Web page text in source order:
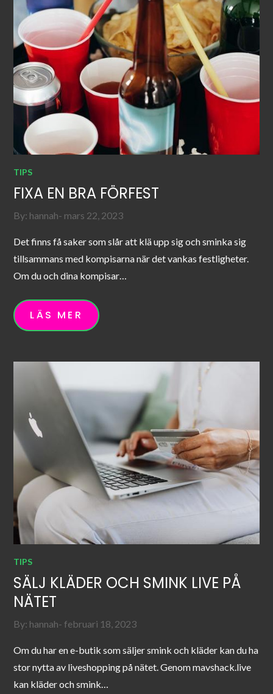
TIPS
FIXA EN BRA FÖRFEST
By: hannah Posted
mars 22, 2023
Det finns få saker som slår att klä upp sig och sminka sig
tillsammans med kompisarna när det vankas festligheter.
Om du och dina kompisar…
LÄS MER
TIPS
SÄLJ KLÄDER OCH SMINK LIVE PÅ
NÄTET
By: hannah Posted
februari 18, 2023
Om du har en e-butik som säljer smink och kläder kan du ha
stor nytta av liveshopping på nätet. Genom mavshack.live
kan kläder och smink…